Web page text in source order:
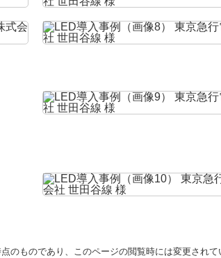
のものであり、このページの閲覧時には変更され